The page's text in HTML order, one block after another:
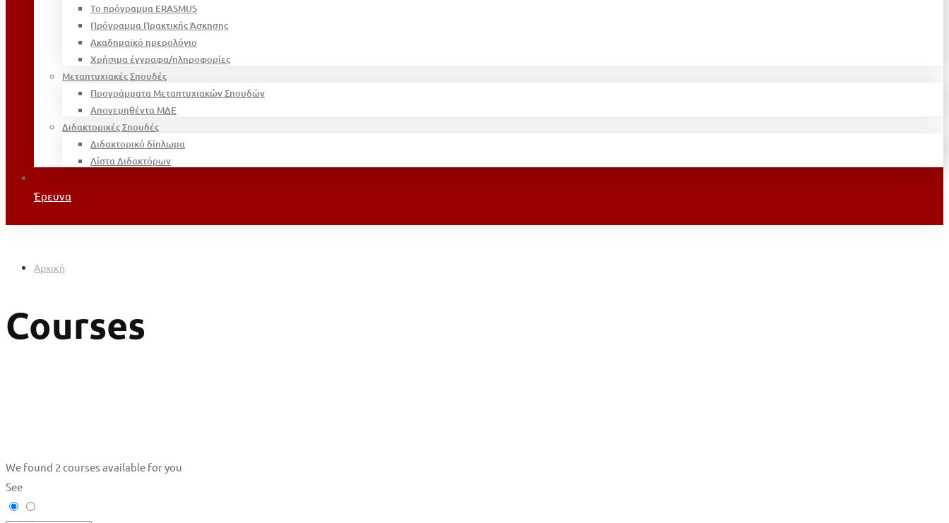
Το πρόγραμμα ERASMUS
Πρόγραμμα Πρακτικής Άσκησης
Ακαδημαϊκό ημερολόγιο
Χρήσιμα έγγραφα/πληροφορίες
Μεταπτυχιακές Σπουδές
Προγράμματα Μεταπτυχιακών Σπουδών
Απονεμηθέντα ΜΔΕ
Διδακτορικές Σπουδές
Διδακτορικό δίπλωμα
Λίστα Διδακτόρων
Έρευνα
Αρχική
Courses
We found 2 courses available for you
See